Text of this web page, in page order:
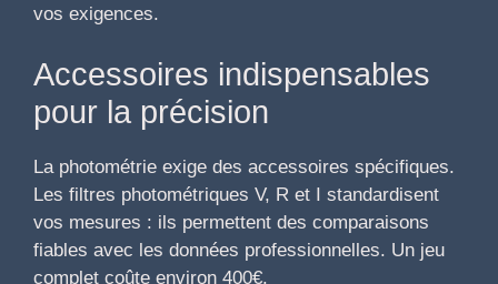
vos exigences.
Accessoires indispensables
pour la précision
La photométrie exige des accessoires spécifiques.
Les filtres photométriques V, R et I standardisent
vos mesures : ils permettent des comparaisons
fiables avec les données professionnelles. Un jeu
complet coûte environ 400€.